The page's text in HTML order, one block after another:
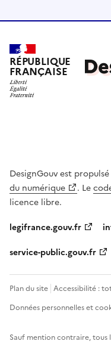
RÉPUBLIQUE
FRANÇAISE
DesignGouv est
du numérique
. Le
licence libre.
legifrance.gouv.fr
service-public.gouv.fr
Plan du site Accessibilité :
Données personnelles et
Sauf mention contraire, tous